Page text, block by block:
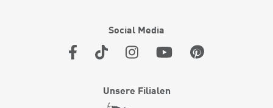
Social Media
Unsere Filialen